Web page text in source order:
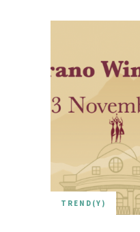
TREND(Y)